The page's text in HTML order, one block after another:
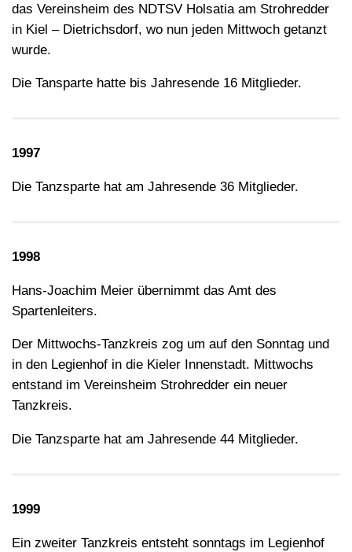
das Vereinsheim des NDTSV Holsatia am Strohredder
in Kiel – Dietrichsdorf, wo nun jeden Mittwoch getanzt
wurde.
Die Tansparte hatte bis Jahresende 16 Mitglieder.
1997
Die Tanzsparte hat am Jahresende 36 Mitglieder.
1998
Hans-Joachim Meier übernimmt das Amt des
Spartenleiters.
Der Mittwochs-Tanzkreis zog um auf den Sonntag und
in den Legienhof in die Kieler Innenstadt. Mittwochs
entstand im Vereinsheim Strohredder ein neuer
Tanzkreis.
Die Tanzsparte hat am Jahresende 44 Mitglieder.
1999
Ein zweiter Tanzkreis entsteht sonntags im Legienhof